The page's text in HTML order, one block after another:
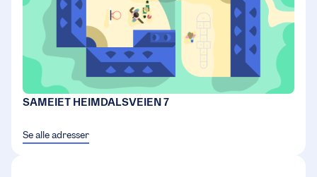
SAMEIET HEIMDALSVEIEN 7
Se alle adresser